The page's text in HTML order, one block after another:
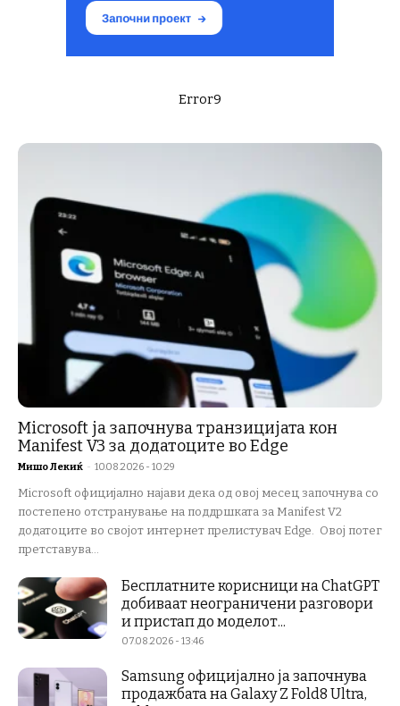
Error9
Microsoft ја започнува транзицијата кон
Manifest V3 за додатоците во Edge
Мишо Лекиќ - 10.08.2026 - 10:29
Microsoft официјално најави дека од овој месец започнува со
постепено отстранување на поддршката за Manifest V2
додатоците во својот интернет прелистувач Edge. Овој потег
претставува...
Бесплатните корисници на ChatGPT
добиваат неограничени разговори
и пристап до моделот...
07.08.2026 - 13:46
Samsung официјално ја започнува
продажбата на Galaxy Z Fold8 Ultra,